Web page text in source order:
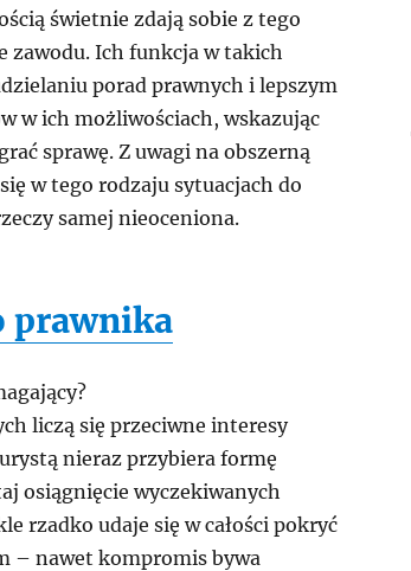
świetnie zdają sobie z tego
zawodu. Ich funkcja w takich
porad prawnych i lepszym
w ich możliwościach, wskazując
sprawę. Z uwagi na obszerną
w tego rodzaju sytuacjach do
samej nieoceniona.
prawnika
liczą się przeciwne interesy
nieraz przybiera formę
osiągnięcie wyczekiwanych
rzadko udaje się w całości pokryć
– nawet kompromis bywa